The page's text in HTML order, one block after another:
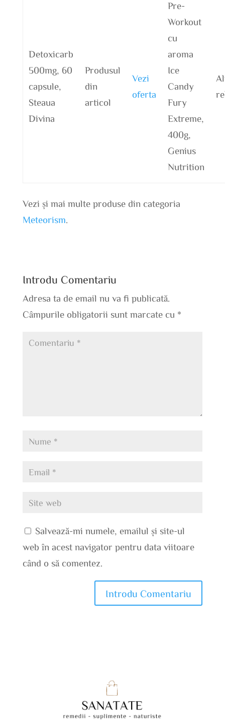
Detoxicarb
500mg, 60
capsule,
Steaua
Divina
Produsul
din
articol
Vezi
oferta
Pre-
Workout
cu
aroma
Ice
Candy
Fury
Extreme,
400g,
Genius
Nutrition
Vezi și mai multe produse din categoria
Meteorism
Introdu Comentariu
Adresa ta de email nu va fi publicată.
Câmpurile obligatorii sunt marcate cu *
Salvează-mi numele, emailul și site-ul
web în acest navigator pentru data viitoare
când o să comentez.